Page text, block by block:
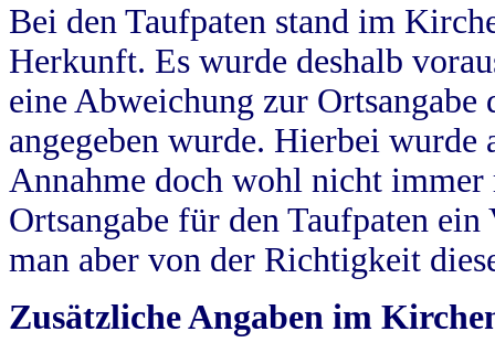
Bei den Taufpaten stand im
Herkunft. Es wurde deshalb
eine Abweichung zur
angegeben wurde. Hierbei wurde
Annahme doch wohl nicht
Ortsangabe für den Taufpaten
man aber von der Richtigkeit
Zusätzliche Angaben im